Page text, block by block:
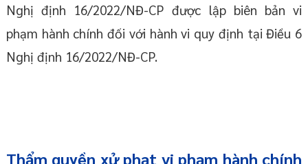
Nghị định 16/2022/NĐ-CP được lập biên bản vi
phạm hành chính đối với hành vi quy định tại Điều 6
Nghị định 16/2022/NĐ-CP.
Thẩm quyền xử phạt vi phạm hành chính